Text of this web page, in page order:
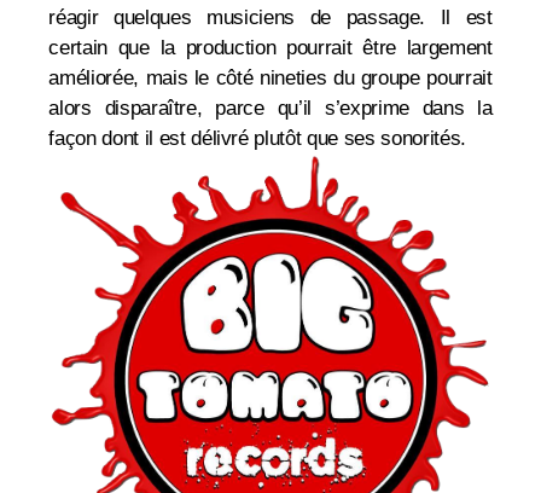
réagir quelques musiciens de passage. Il est
certain que la production pourrait être largement
améliorée, mais le côté nineties du groupe pourrait
alors disparaître, parce qu’il s’exprime dans la
façon dont il est délivré plutôt que ses sonorités.